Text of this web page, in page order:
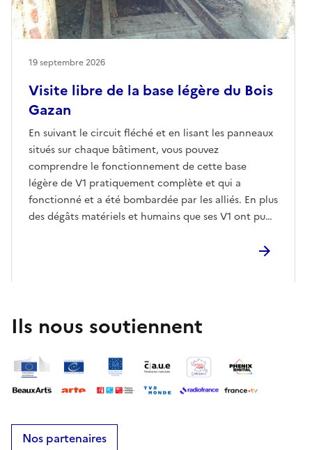
Visite libre de la base légère du Bois
Gazan
En suivant le circuit fléché et en lisant les panneaux
situés sur chaque bâtiment, vous pouvez
comprendre le fonctionnement de cette base
légère de V1 pratiquement complète et qui a
fonctionné et a été bombardée par les alliés. En plus
des dégâts matériels et humains que ses V1 ont pu
la tragédie d'Auppegard avec ses 14 victimes et des
19 septembre 2026
Ils nous soutiennent
Nos partenaires